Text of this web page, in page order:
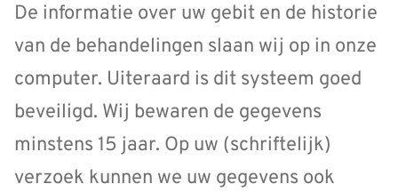
De informatie over uw gebit en de historie
van de behandelingen slaan wij op in onze
computer. Uiteraard is dit systeem goed
beveiligd. Wij bewaren de gegevens
minstens 15 jaar. Op uw (schriftelijk)
verzoek kunnen we uw gegevens ook